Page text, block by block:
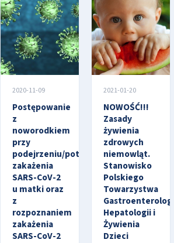
2020-11-09
Postępowanie
z
noworodkiem
przy
podejrzeniu/potwierdzeniu
zakażenia
SARS-CoV-2
u matki oraz
z
rozpoznaniem
zakażenia
SARS-CoV-2
2021-01-20
NOWOŚĆ!!!
Zasady
żywienia
zdrowych
niemowląt.
Stanowisko
Polskiego
Towarzystwa
Gastroenterologii,
Hepatologii i
Żywienia
Dzieci